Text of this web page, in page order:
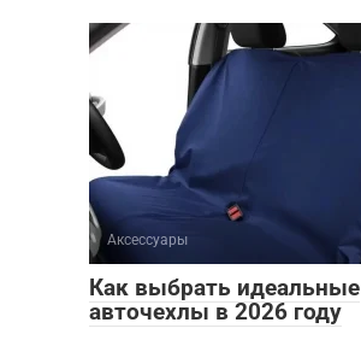
Аксессуары
Как выбрать идеальные
авточехлы в 2026 году